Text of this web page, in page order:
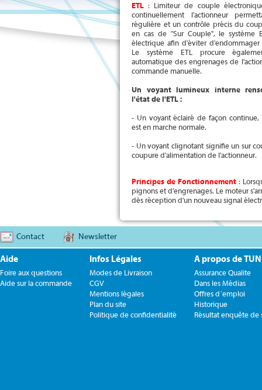
ETL : Limiteur de couple
continuellement l'actionneur
régulière et un contrôle précis du
en cas de "Sur Couple", le système
électrique afin d'éviter d'endommager
Le système ETL procure
automatique des engrenages de
commande manuelle.
Un voyant lumineux interne
l'état de l'ETL :
- Un voyant éclairé de façon
est en marche normale.
- Un voyant clignotant signifie un sur
coupure d'alimentation de l'actionneur.
Principes de Fonctionnement :
pignons et d'engrenages. Le moteur
dès réception d'un nouveau signal
Contact Newsletter
Aide
Foire aux questions
Aide sur la commande
Infos Légales
Modes de Livraison
CGV
Mentions légales
Plan du site
Politique de confidentialité
A propos de
Assurance Qualite
Dans les Médias
Offres d´emploi
Historique
Résultat enquête de